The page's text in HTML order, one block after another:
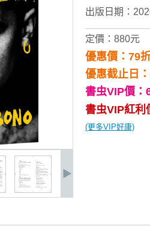
出版日期：
定價：880元
優惠價：79
優惠截止日
書虫VIP價：
書虫VIP紅利
(更多VIP好康)